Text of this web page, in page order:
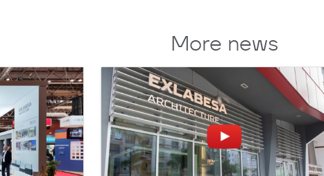
More news